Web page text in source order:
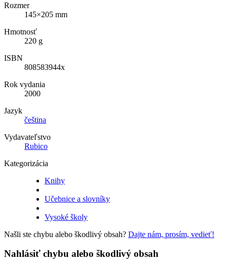
Rozmer
145×205 mm
Hmotnosť
220 g
ISBN
808583944x
Rok vydania
2000
Jazyk
čeština
Vydavateľstvo
Rubico
Kategorizácia
Knihy
Učebnice a slovníky
Vysoké školy
Našli ste chybu alebo škodlivý obsah? Dajte nám, prosím, vedieť!
Nahlásiť chybu alebo škodlivý obsah